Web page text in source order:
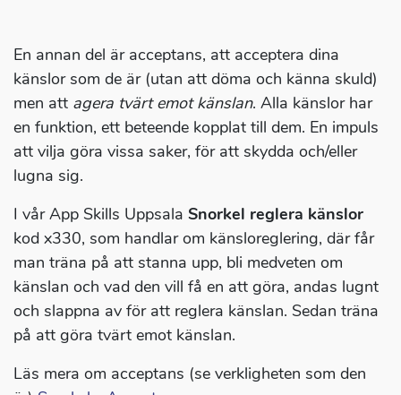
En annan del är acceptans, att acceptera dina
känslor som de är (utan att döma och känna skuld)
men att agera tvärt emot känslan. Alla känslor har
en funktion, ett beteende kopplat till dem. En impuls
att vilja göra vissa saker, för att skydda och/eller
lugna sig.
I vår App Skills Uppsala Snorkel reglera känslor
kod x330, som handlar om känsloreglering, där får
man träna på att stanna upp, bli medveten om
känslan och vad den vill få en att göra, andas lugnt
och slappna av för att reglera känslan. Sedan träna
på att göra tvärt emot känslan.
Läs mera om acceptans (se verkligheten som den